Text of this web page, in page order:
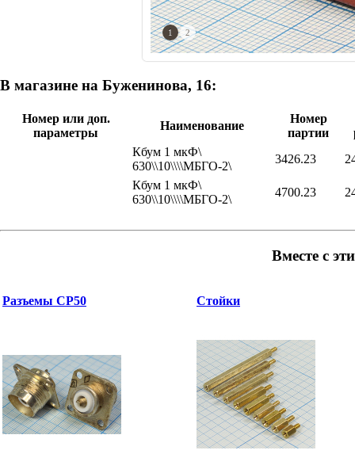
1 2
В магазине на Буженинова, 16:
Номер или доп.
параметры
Наименование
Номер
партии
Кбум 1 мкФ\
630\\10\\\\МБГО-2\
3426.23
Кбум 1 мкФ\
630\\10\\\\МБГО-2\
4700.23
Вместе с
Разъемы СР50 Стойки